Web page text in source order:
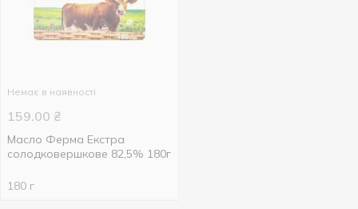
Немає в наявності
159.00 ₴
Масло Ферма Екстра
солодковершкове 82,5% 180г
180 г